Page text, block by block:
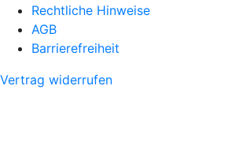
Rechtliche Hinweise
AGB
Barrierefreiheit
Vertrag widerrufen